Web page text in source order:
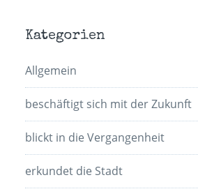
Kategorien
Allgemein
beschäftigt sich mit der Zukunft
blickt in die Vergangenheit
erkundet die Stadt